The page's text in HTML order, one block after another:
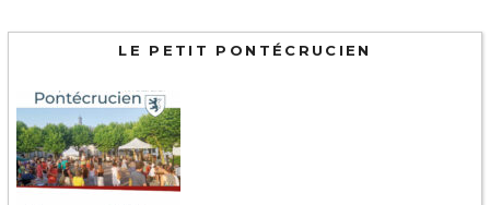
LE PETIT PONTÉCRUCIEN